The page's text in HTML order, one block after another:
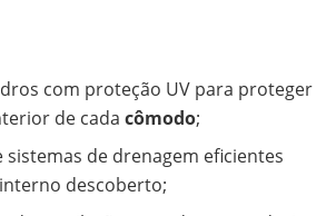
com proteção UV para proteger
de cadacômodo;
sistemas de drenagem eficientes
descoberto;